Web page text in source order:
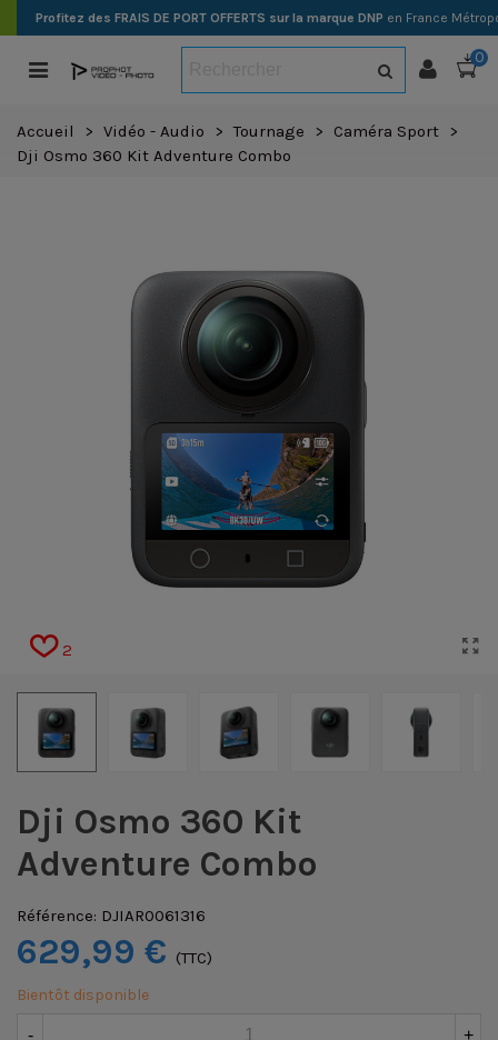
Profitez des FRAIS DE PORT OFFERTS sur la marque DNP en France
0
Accueil > Vidéo - Audio > Tournage > Caméra Sport >
Dji Osmo 360 Kit Adventure Combo
2
Dji Osmo 360 Kit
Adventure Combo
Référence: DJIAR0061316
629,99 € (TTC)
Bientôt disponible
- +